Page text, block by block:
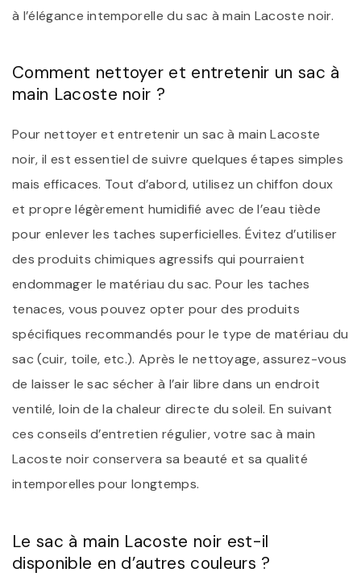
à l’élégance intemporelle du sac à main Lacoste noir.
Comment nettoyer et entretenir un sac à
main Lacoste noir ?
Pour nettoyer et entretenir un sac à main Lacoste
noir, il est essentiel de suivre quelques étapes simples
mais efficaces. Tout d’abord, utilisez un chiffon doux
et propre légèrement humidifié avec de l’eau tiède
pour enlever les taches superficielles. Évitez d’utiliser
des produits chimiques agressifs qui pourraient
endommager le matériau du sac. Pour les taches
tenaces, vous pouvez opter pour des produits
spécifiques recommandés pour le type de matériau du
sac (cuir, toile, etc.). Après le nettoyage, assurez-vous
de laisser le sac sécher à l’air libre dans un endroit
ventilé, loin de la chaleur directe du soleil. En suivant
ces conseils d’entretien régulier, votre sac à main
Lacoste noir conservera sa beauté et sa qualité
intemporelles pour longtemps.
Le sac à main Lacoste noir est-il
disponible en d’autres couleurs ?